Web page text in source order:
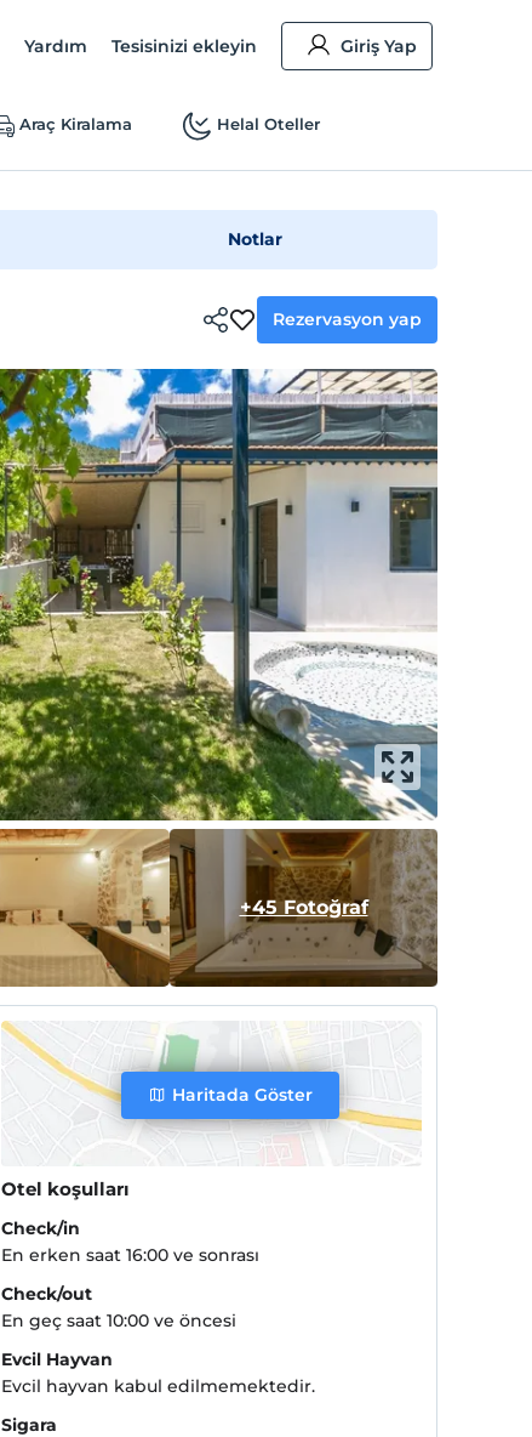
Yardım Tesisinizi ekleyin Giriş Yap
Araç Kiralama Helal Oteller
Notlar
Rezervasyon yap
+45 Fotoğraf
Haritada Göster
Otel koşulları
Check/in
En erken saat 16:00 ve sonrası
Check/out
En geç saat 10:00 ve öncesi
Evcil Hayvan
Evcil hayvan kabul edilmemektedir.
Sigara